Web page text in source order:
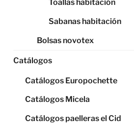
Toallas habitación
Sabanas habitación
Bolsas novotex
Catálogos
Catálogos Europochette
Catálogos Micela
Catálogos paelleras el Cid